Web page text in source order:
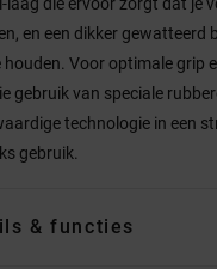
laag die ervoor zorgt dat je
en een dikker
houden. Voor optimale grip
gebruik van speciale
technologie in een
gebruik.
& functies